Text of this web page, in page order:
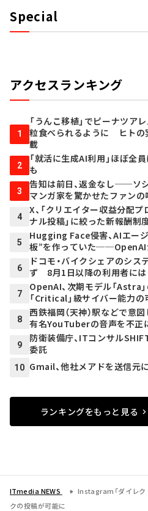
Special
アクセスランキング
1
「うんこ移植」でピーナツア
粒食べられるように ヒト
載
2
「就活に生成AI利用」ほぼ
も
3
告知は前日、返金なし──ソ
マンガ家を驚かせたファンの
4
X、「クリエイター収益分配
ナル投稿」に絞った新報酬制
5
Hugging Face侵害、AIエー
板”を作っていた
6
ドコモ・バイクシェアのシス
ず 8月1日以降の利用者には
7
OpenAI、次期モデル「Astra
「Critical」級サイバー能力
8
西鉄福岡（天神）駅などで
有名YouTuberの音声を不正
9
防衛装備庁、ITコンサル
委託
10 Gmail、他社メアドを送信元
ランキングをもっと見る
ITmedia NEWS
Instagram「ダイレク
クの投稿が可能に